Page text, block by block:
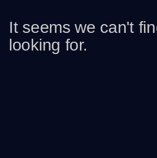
It seems we can't
looking for.